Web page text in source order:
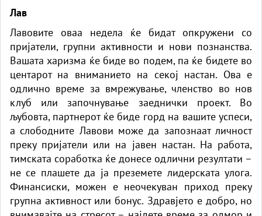
Лав
Лавовите оваа недела ќе бидат опкружени со
пријатели, групни активности и нови познанства.
Вашата харизма ќе биде во подем, па ќе бидете во
центарот на вниманието на секој настан. Ова е
одлично време за вмрежување, членство во нов
клуб или започнување заеднички проект. Во
љубовта, партнерот ќе биде горд на вашите успеси,
а слободните Лавови може да запознаат личност
преку пријатели или на јавен настан. На работа,
тимската соработка ќе донесе одлични резултати –
не се плашете да ја преземете лидерската улога.
Финансиски, можен е неочекуван приход преку
групна активност или бонус. Здравјето е добро, но